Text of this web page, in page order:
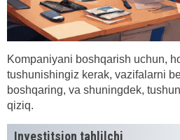
Kompaniyani boshqarish uchun,
tushunishingiz kerak, vazifalarni
boshqaring, va shuningdek,
qiziq.
Investitsion tahlilchi